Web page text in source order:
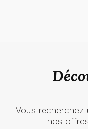
Vous recherchez
nos